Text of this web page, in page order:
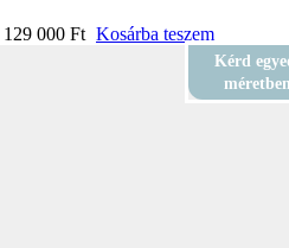
129 000 Ft Kosárba teszem
Kérd